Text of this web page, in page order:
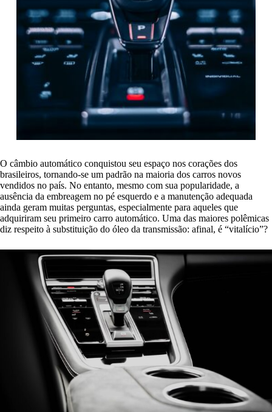
O câmbio automático conquistou seu espaço nos corações dos
brasileiros, tornando-se um padrão na maioria dos carros novos
vendidos no país. No entanto, mesmo com sua popularidade, a
ausência da embreagem no pé esquerdo e a manutenção adequada
ainda geram muitas perguntas, especialmente para aqueles que
adquiriram seu primeiro carro automático. Uma das maiores polêmicas
diz respeito à substituição do óleo da transmissão: afinal, é “vitalício”?